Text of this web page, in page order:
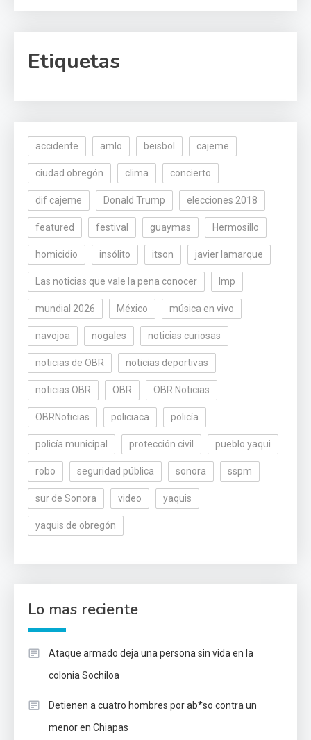
Etiquetas
accidente amlo beisbol cajeme
ciudad obregón clima concierto
dif cajeme Donald Trump elecciones 2018
featured festival guaymas Hermosillo
homicidio insólito itson javier lamarque
Las noticias que vale la pena conocer lmp
mundial 2026 México música en vivo
navojoa nogales noticias curiosas
noticias de OBR noticias deportivas
noticias OBR OBR OBR Noticias
OBRNoticias policiaca policía
policía municipal protección civil pueblo yaqui
robo seguridad pública sonora sspm
sur de Sonora video yaquis
yaquis de obregón
Lo mas reciente
Ataque armado deja una persona sin vida en la
colonia Sochiloa
Detienen a cuatro hombres por ab*so contra un
menor en Chiapas